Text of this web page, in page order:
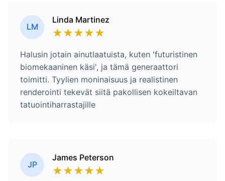
LM
Linda Martinez
★★★★★
Halusin jotain ainutlaatuista, kuten 'futuristinen
biomekaaninen käsi', ja tämä generaattori
toimitti. Tyylien moninaisuus ja realistinen
renderointi tekevät siitä pakollisen kokeiltavan
tatuointiharrastajille
JP
James Peterson
★★★★★